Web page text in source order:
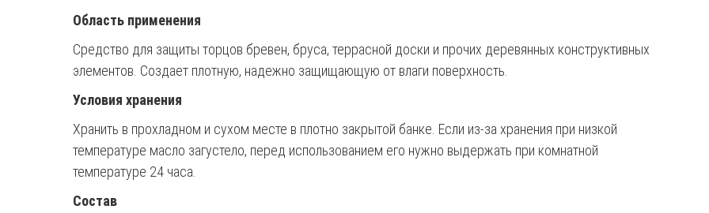
Область применения
Средство для защиты торцов бревен, бруса, террасной доски и прочих деревянных конструктивных
элементов. Создает плотную, надежно защищающую от влаги поверхность.
Условия хранения
Хранить в прохладном и сухом месте в плотно закрытой банке. Если из-за хранения при низкой
температуре масло загустело, перед использованием его нужно выдержать при комнатной
температуре 24 часа.
Состав